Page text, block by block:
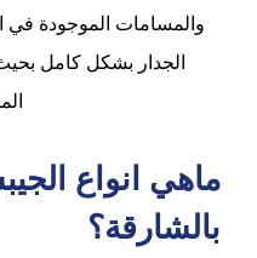
والمسامات الموجودة في
الجدار بشكل كامل
ماهي انواع
بالشارقة؟